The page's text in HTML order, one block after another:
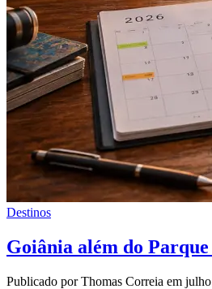
Destinos
Goiânia além do
Publicado por Thomas Correia em